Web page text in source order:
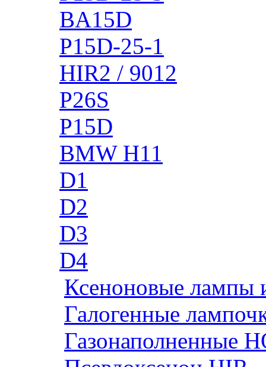
BA15D
P15D-25-1
HIR2 / 9012
P26S
P15D
BMW H11
D1
D2
D3
D4
Ксеноновые лампы
Галогенные
Газонаполненные